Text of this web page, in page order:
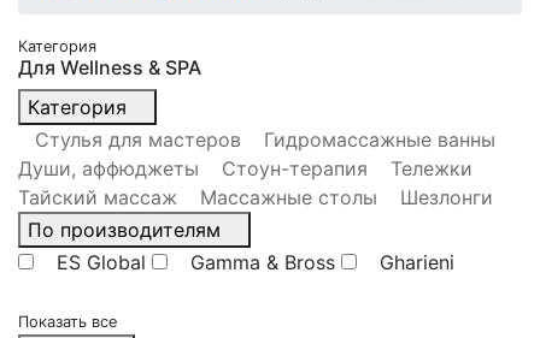
Категория
Для Wellness & SPA
Категория
Стулья для мастеров
Гидромассажные ванны
Души, аффюджеты
Стоун-терапия
Тележки
Тайский массаж
Массажные столы
Шезлонги
По производителям
ES Global
Gamma & Bross Gharieni
Показать все